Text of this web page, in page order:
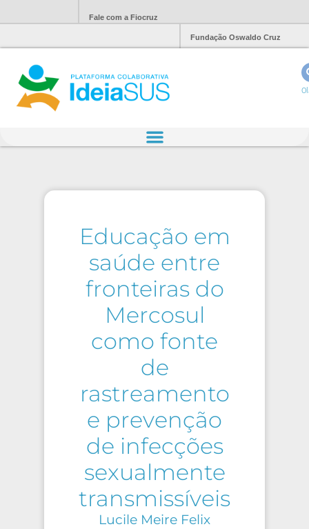
Fale com a Fiocruz
Fundação Oswaldo Cruz
Educação em
saúde entre
fronteiras do
Mercosul
como fonte
de
rastreamento
e prevenção
de infecções
sexualmente
transmissíveis
Lucile Meire Felix